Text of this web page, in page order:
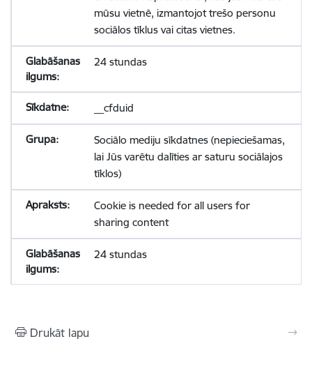
mūsu vietnē, izmantojot trešo personu
sociālos tīklus vai citas vietnes.
24 stundas
__cfduid
Sociālo mediju sīkdatnes (nepieciešamas,
lai Jūs varētu dalīties ar saturu sociālajos
tīklos)
Cookie is needed for all users for
sharing content
24 stundas
Drukāt lapu